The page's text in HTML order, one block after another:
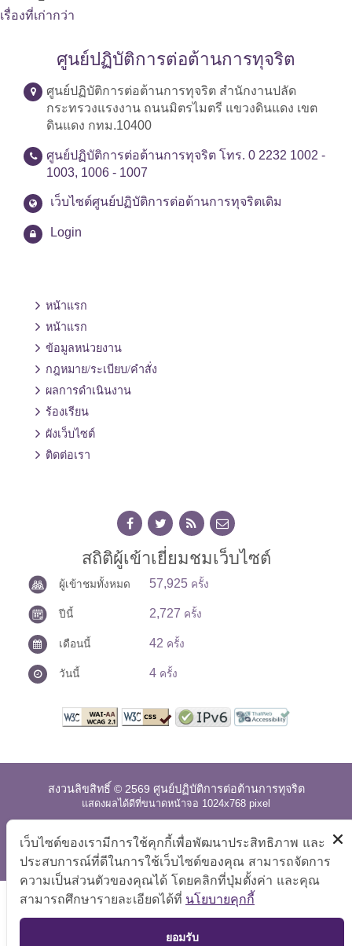
เรื่องที่เก่ากว่า
ศูนย์ปฏิบัติการต่อต้านการทุจริต
ศูนย์ปฏิบัติการต่อต้านการทุจริต สำนักงานปลัด
กระทรวงแรงงาน ถนนมิตรไมตรี แขวงดินแดง เขต
ดินแดง กทม.10400
ศูนย์ปฏิบัติการต่อต้านการทุจริต โทร. 0 2232 1002 -
1003, 1006 - 1007
เว็บไซต์ศูนย์ปฏิบัติการต่อต้านการทุจริตเดิม
Login
หน้าแรก
หน้าแรก
ข้อมูลหน่วยงาน
กฎหมาย/ระเบียบ/คำสั่ง
ผลการดำเนินงาน
ร้องเรียน
ผังเว็บไซต์
ติดต่อเรา
สถิติผู้เข้าเยี่ยมชมเว็บไซต์
ผู้เข้าชมทั้งหมด 57,925 ครั้ง
ปีนี้ 2,727 ครั้ง
เดือนนี้ 42 ครั้ง
วันนี้ 4 ครั้ง
สงวนลิขสิทธิ์ © 2569 ศูนย์ปฏิบัติการต่อต้านการทุจริต
แสดงผลได้ดีที่ขนาดหน้าจอ 1024x768 pixel
แผนผังเว็บไซต์ คำถามที่พบบ่อย นโยบายเว็บไซต์
|
การปฏิเสธความรับผิด
TOP
เว็บไซต์ของเรามีการใช้คุกกี้เพื่อพัฒนาประสิทธิภาพ และ
ประสบการณ์ที่ดีในการใช้เว็บไซต์ของคุณ สามารถจัดการ
ความเป็นส่วนตัวของคุณได้ โดยคลิกที่ปุ่มตั้งค่า และคุณ
สามารถศึกษารายละเอียดได้ที่ นโยบายคุกกี้
ยอมรับ